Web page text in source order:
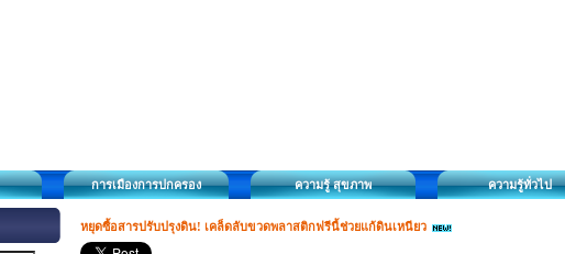
การเมืองการปกครอง ความรู้ สุขภาพ ความรู้ทั่วไป
หยุดซื้อสารปรับปรุงดิน! เคล็ดลับขวดพลาสติกฟรีนี้ช่วยแก้ดินเหนียว